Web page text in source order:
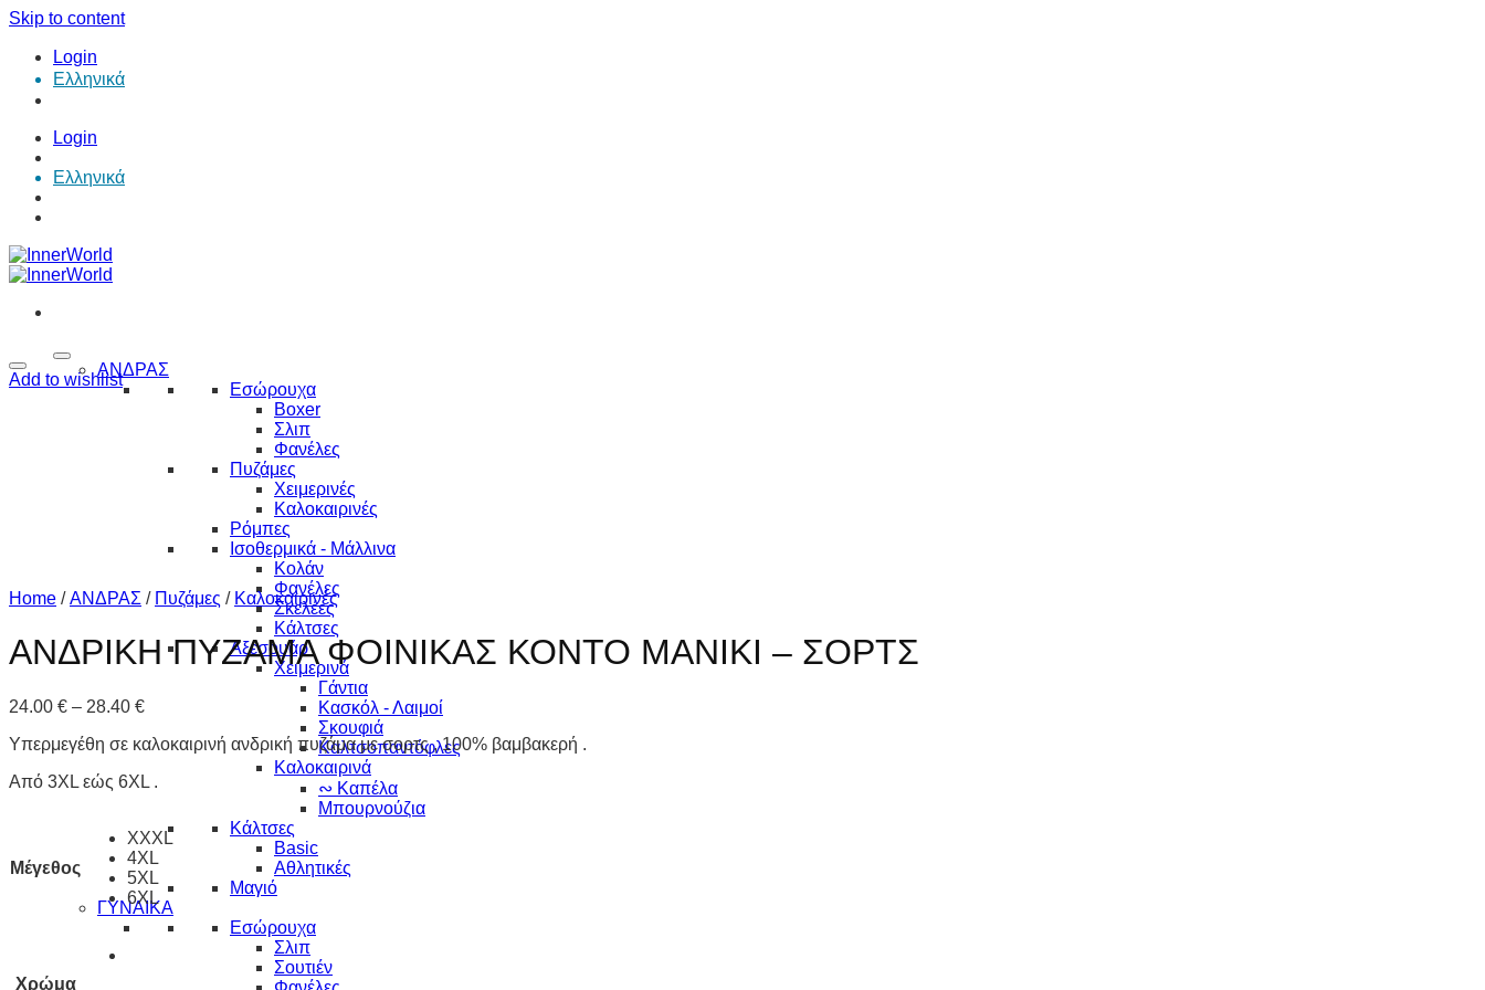
Skip to content
Login
Ελληνικά
Login
Ελληνικά
ΑΝΔΡΑΣ
Εσώρουχα
Boxer
Σλιπ
Φανέλες
Πυζάμες
Χειμερινές
Καλοκαιρινές
Ρόμπες
Ισοθερμικά - Μάλλινα
Κολάν
Φανέλες
Σκελέες
Κάλτσες
Αξεσουάρ
Χειμερινά
Γάντια
Κασκόλ - Λαιμοί
Σκουφιά
Καλτσοπαντόφλες
Καλοκαιρινά
∾ Καπέλα
Μπουρνούζια
Κάλτσες
Basic
Αθλητικές
Μαγιό
ΓΥΝΑΙΚΑ
Εσώρουχα
Σλιπ
Σουτιέν
Add to wishlist
Home / ΑΝΔΡΑΣ / Πυζάμες / Καλοκαιρινές
ΑΝΔΡΙΚΗ ΠΥΖΑΜΑ ΦΟΙΝΙΚΑΣ ΚΟΝΤΟ ΜΑΝΙΚΙ – ΣΟΡΤΣ
24.00 € – 28.40 €
Υπερμεγέθη σε καλοκαιρινή ανδρική πυζάμα με σορτς , 100% βαμβακερή .
Από 3XL εώς 6XL .
Μέγεθος
XXXL
4XL
5XL
6XL
Χρώμα